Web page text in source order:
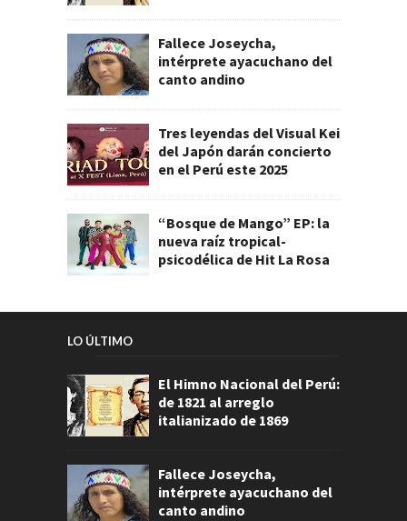
Fallece Joseycha,
intérprete ayacuchano del
canto andino
Tres leyendas del Visual Kei
del Japón darán concierto
en el Perú este 2025
“Bosque de Mango” EP: la
nueva raíz tropical-
psicodélica de Hit La Rosa
LO ÚLTIMO
El Himno Nacional del Perú:
de 1821 al arreglo
italianizado de 1869
Fallece Joseycha,
intérprete ayacuchano del
canto andino